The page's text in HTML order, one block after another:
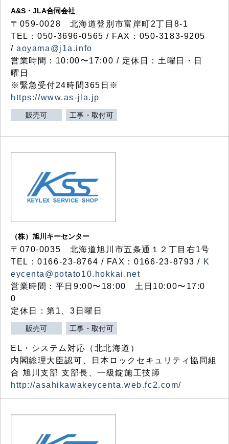
A&S・JLA合同会社
〒 059-0028 北海道登別市富岸町2丁目 8-1
TEL：050-3696-0565 / FAX：050-3183-9205
/aoyama@j1a.info
営業時間：10:00〜17:00 / 定休日：土曜日・日
曜日
※緊急受付24時間365日※
https://www.as-jla.jp
販売可 工事・取付可
（株）旭川キーセンター
〒070-0035 北海道旭川市五条通１２丁目右1号
TEL：0166-23-8764 / FAX：0166-23-8793 / K
eycenta@potato10.hokkai.net
営業時間：平日9:00〜18:00 土日10:00〜17:0
0
定休日：第1、3日曜日
販売可 工事・取付可
EL・システム対応（北北海道）
内閣総理大臣認可、日本ロックセキュリティ協同組
合 旭川支部 支部長、一級錠施工技師
http://asahikawakeycenta.web.fc2.com/